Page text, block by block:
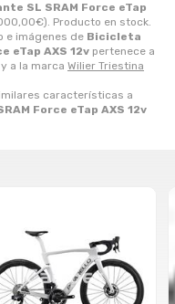
SL SRAM Force eTap
€). Producto en stock.
e imágenes de Bicicleta
eTap AXS 12v pertenece a
a la marca Wilier Triestina
características a
Force eTap AXS 12v